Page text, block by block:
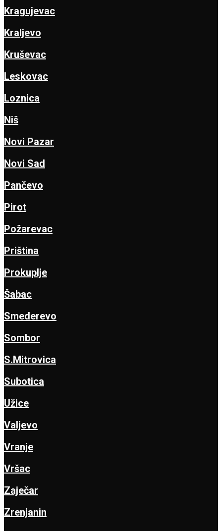
Kragujevac
Kraljevo
Kruševac
Leskovac
Loznica
Niš
Novi Pazar
Novi Sad
Pančevo
Pirot
Požarevac
Priština
Prokuplje
Šabac
Smederevo
Sombor
S.Mitrovica
Subotica
Užice
Valjevo
Vranje
Vršac
Zaječar
Zrenjanin